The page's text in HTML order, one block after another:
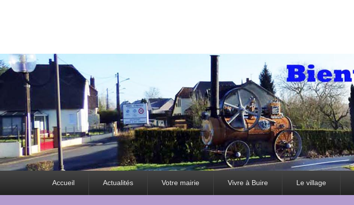
Accueil Actualités Votre mairie Vivre à Buire Le village